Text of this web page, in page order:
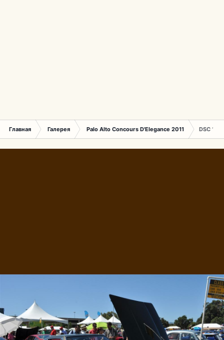
Главная Галерея Palo Alto Concours D'Elegance 2011 DSC